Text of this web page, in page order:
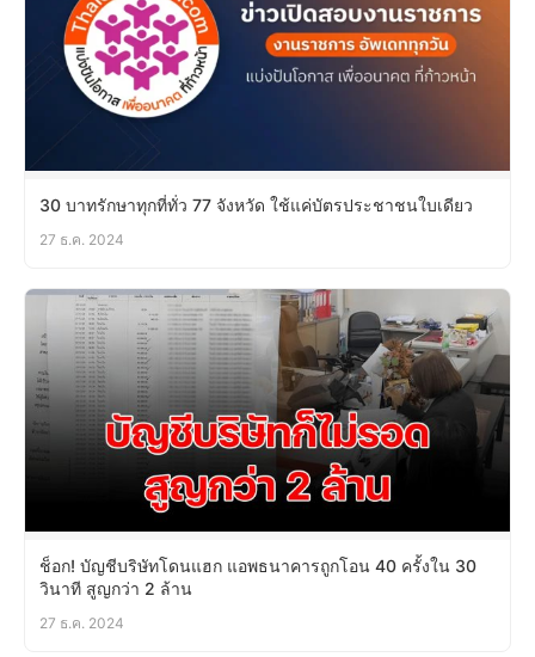
30 บาทรักษาทุกที่ทั่ว 77 จังหวัด ใช้แค่บัตรประชาชนใบเดียว
27 ธ.ค. 2024
ช็อก! บัญชีบริษัทโดนแฮก แอพธนาคารถูกโอน 40 ครั้งใน 30
วินาที สูญกว่า 2 ล้าน
27 ธ.ค. 2024